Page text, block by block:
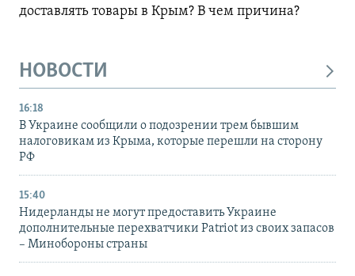
доставлять товары в Крым? В чем причина?
НОВОСТИ
16:18
В Украине сообщили о подозрении трем бывшим
налоговикам из Крыма, которые перешли на сторону
РФ
15:40
Нидерланды не могут предоставить Украине
дополнительные перехватчики Patriot из своих запасов
– Минобороны страны